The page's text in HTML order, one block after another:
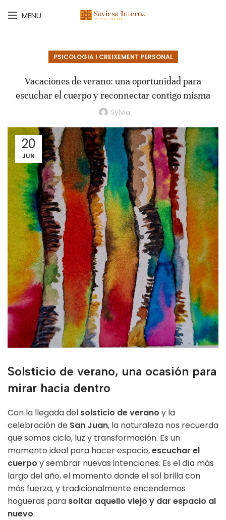
MENU
PSICOLOGIA I CREIXEMENT PERSONAL
Vacaciones de verano: una oportunidad para
escuchar el cuerpo y reconnectar contigo misma
Sylvia
20
JUN
Solsticio de verano, una ocasión para
mirar hacia dentro
Con la llegada del solsticio de verano y la
celebración de San Juan, la naturaleza nos recuerda
que somos ciclo, luz y transformación. Es un
momento ideal para hacer espacio,escuchar el
cuerpo y sembrar nuevas intenciones. Es el día más
largo del año, el momento donde el sol brilla con
más fuerza, y tradicionalmente encendemos
hogueras para soltar aquello viejo y dar espacio al
nuevo.